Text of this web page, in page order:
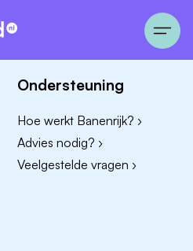
Ondersteuning
Hoe werkt Banenrijk? ›
Advies nodig? ›
Veelgestelde vragen ›